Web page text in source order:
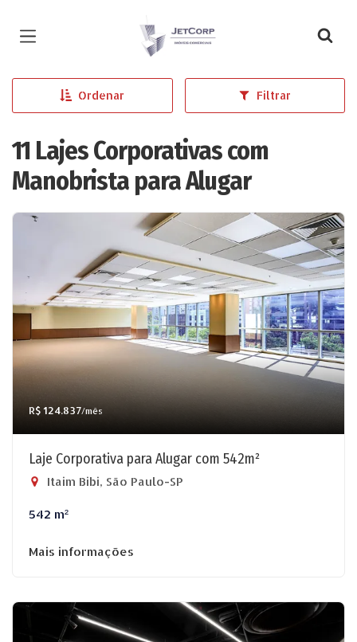
Página inicial
Ordenar Filtrar
11 Lajes Corporativas com
Manobrista para Alugar
R$ 124.837/mês
Laje Corporativa para Alugar com 542m²
Itaim Bibi, São Paulo-SP
542 m²
Mais informações